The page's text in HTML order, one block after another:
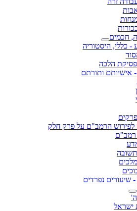
חכמים
- כללי, היסטוריה
פסיקת הלכה
אישיותם ותורתם
הרמב"ם על פרק חלק
רמב"ם
שיעורים נפרדים
ישראל